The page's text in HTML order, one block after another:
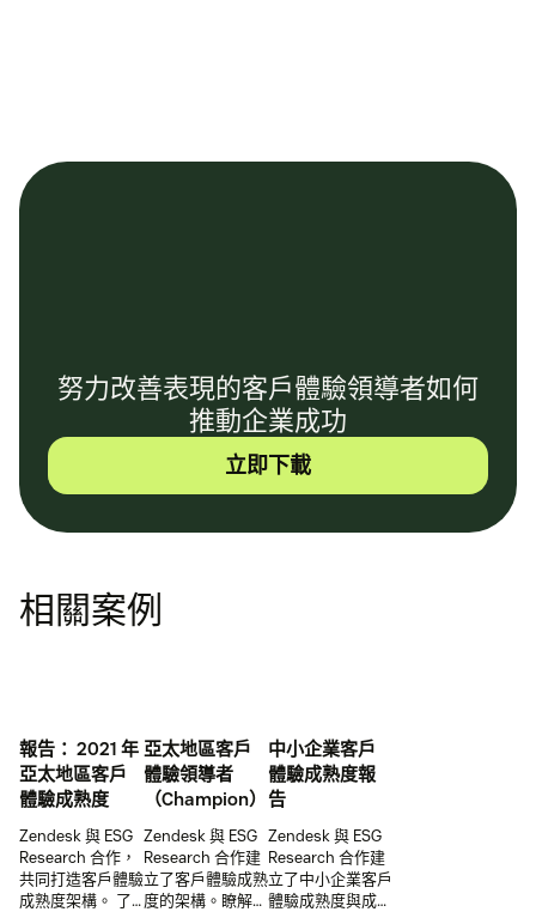
努力改善表現的客戶體驗領導者如何
推動企業成功
立即下載
相關案例
報告： 2021 年
亞太地區客戶
體驗成熟度
Zendesk 與 ESG
Research 合作，
共同打造客戶體驗
成熟度架構。 了
亞太地區客戶
體驗領導者
（Champion）
Zendesk 與 ESG
Research 合作建
立了客戶體驗成熟
度的架構。瞭解客
中小企業客戶
體驗成熟度報
告
Zendesk 與 ESG
Research 合作建
立了中小企業客戶
體驗成熟度與成功